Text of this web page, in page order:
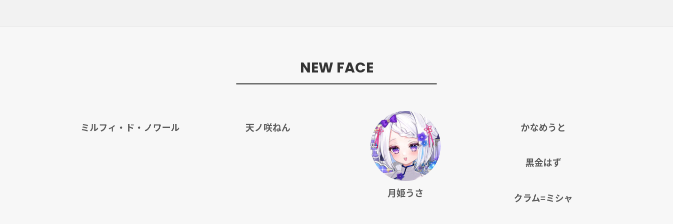
NEW FACE
ミルフィ・ド・ノワール 天ノ咲ねん
月姫うさ
かなめうと
黒金はず
クラム=ミシャ